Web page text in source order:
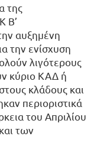
της
Β’
αυξημένη
την ενίσχυση
λιγότερους
κύριο ΚΑΔ ή
κλάδους και
περιοριστικά
του Απριλίου
των